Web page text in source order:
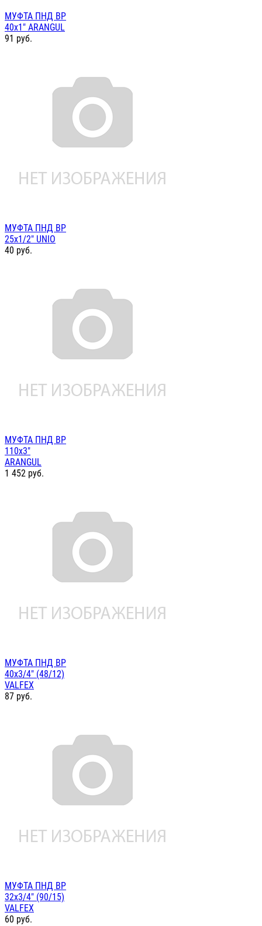
МУФТА ПНД ВР
40х1" ARANGUL
91 руб.
МУФТА ПНД ВР
25х1/2" UNIO
40 руб.
МУФТА ПНД ВР
110х3"
ARANGUL
1 452 руб.
МУФТА ПНД ВР
40х3/4" (48/12)
VALFEX
87 руб.
МУФТА ПНД ВР
32х3/4" (90/15)
VALFEX
60 руб.